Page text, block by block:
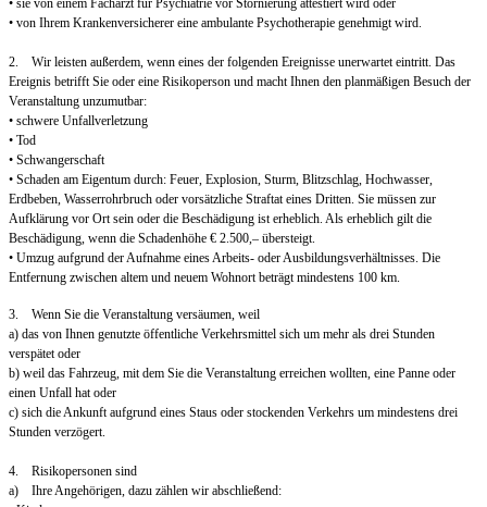
• sie von einem Facharzt für Psychiatrie vor Stornierung attestiert wird oder
• von Ihrem Krankenversicherer eine ambulante Psychotherapie genehmigt wird.
2. Wir leisten außerdem, wenn eines der folgenden Ereignisse unerwartet eintritt. Das
Ereignis betrifft Sie oder eine Risikoperson und macht Ihnen den planmäßigen Besuch der
Veranstaltung unzumutbar:
• schwere Unfallverletzung
• Tod
• Schwangerschaft
• Schaden am Eigentum durch: Feuer, Explosion, Sturm, Blitzschlag, Hochwasser,
Erdbeben, Wasserrohrbruch oder vorsätzliche Straftat eines Dritten. Sie müssen zur
Aufklärung vor Ort sein oder die Beschädigung ist erheblich. Als erheblich gilt die
Beschädigung, wenn die Schadenhöhe € 2.500,– übersteigt.
• Umzug aufgrund der Aufnahme eines Arbeits- oder Ausbildungsverhältnisses. Die
Entfernung zwischen altem und neuem Wohnort beträgt mindestens 100 km.
3. Wenn Sie die Veranstaltung versäumen, weil
a) das von Ihnen genutzte öffentliche Verkehrsmittel sich um mehr als drei Stunden
verspätet oder
b) weil das Fahrzeug, mit dem Sie die Veranstaltung erreichen wollten, eine Panne oder
einen Unfall hat oder
c) sich die Ankunft aufgrund eines Staus oder stockenden Verkehrs um mindestens drei
Stunden verzögert.
4. Risikopersonen sind
a) Ihre Angehörigen, dazu zählen wir abschließend: